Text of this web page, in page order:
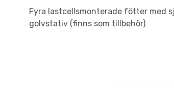
Fyra lastcellsmonterade fötter med
golvstativ (finns som tillbehör)